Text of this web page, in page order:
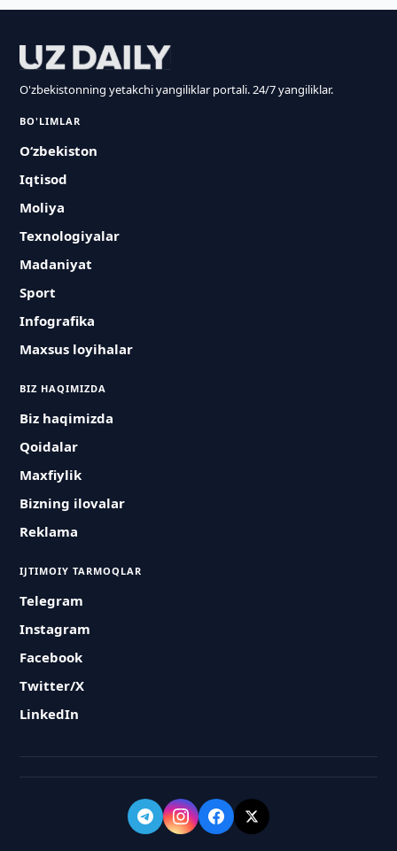
O'zbekistonning yetakchi yangiliklar portali. 24/7 yangiliklar.
BO'LIMLAR
O‘zbekiston
Iqtisod
Moliya
Texnologiyalar
Madaniyat
Sport
Infografika
Maxsus loyihalar
BIZ HAQIMIZDA
Biz haqimizda
Qoidalar
Maxfiylik
Bizning ilovalar
Reklama
IJTIMOIY TARMOQLAR
Telegram
Instagram
Facebook
Twitter/X
LinkedIn